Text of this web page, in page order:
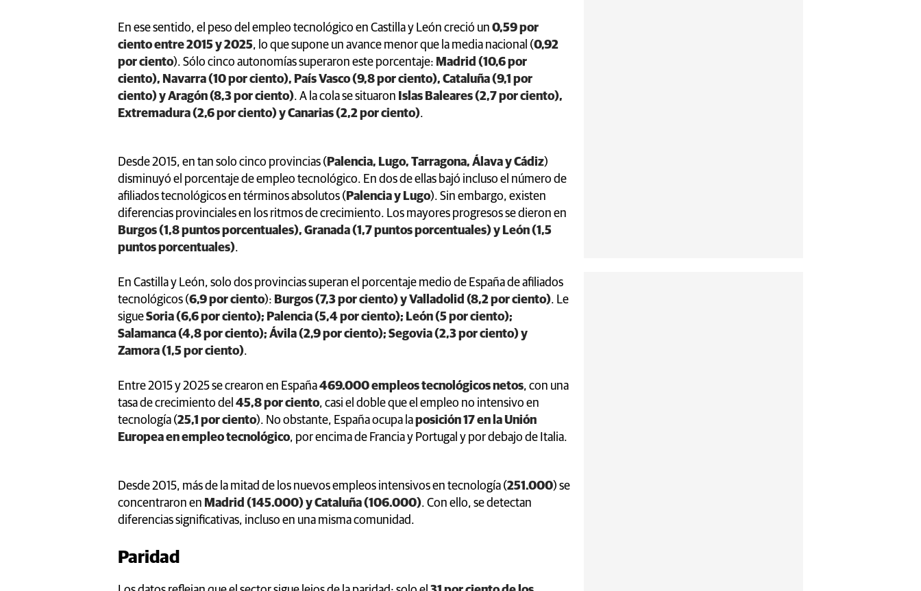
En ese sentido, el peso del empleo tecnológico en Castilla y León creció un 0,59 por
ciento entre 2015 y 2025, lo que supone un avance menor que la media nacional (0,92
por ciento). Sólo cinco autonomías superaron este porcentaje: Madrid (10,6 por
ciento), Navarra (10 por ciento), País Vasco (9,8 por ciento), Cataluña (9,1 por
ciento) y Aragón (8,3 por ciento). A la cola se situaron Islas Baleares (2,7 por ciento),
Extremadura (2,6 por ciento) y Canarias (2,2 por ciento).
Desde 2015, en tan solo cinco provincias ( Palencia, Lugo, Tarragona, Álava y Cádiz)
disminuyó el porcentaje de empleo tecnológico. En dos de ellas bajó incluso el número de
afiliados tecnológicos en términos absolutos ( Palencia y Lugo). Sin embargo, existen
diferencias provinciales en los ritmos de crecimiento. Los mayores progresos se dieron en
Burgos (1,8 puntos porcentuales), Granada (1,7 puntos porcentuales) y León (1,5
puntos porcentuales).
En Castilla y León, solo dos provincias superan el porcentaje medio de España de afiliados
tecnológicos (6,9 por ciento): Burgos (7,3 por ciento) y Valladolid (8,2 por ciento). Le
sigueSoria (6,6 por ciento); Palencia (5,4 por ciento); León (5 por ciento);
Salamanca (4,8 por ciento); Ávila (2,9 por ciento); Segovia (2,3 por ciento) y
Zamora (1,5 por ciento).
Entre 2015 y 2025 se crearon en España469.000 empleos tecnológicos netos, con una
tasa de crecimiento del 45,8 por ciento, casi el doble que el empleo no intensivo en
tecnología (25,1 por ciento). No obstante, España ocupa laposición 17 en la Unión
Europea en empleo tecnológico, por encima de Francia y Portugal y por debajo de Italia.
Desde 2015, más de la mitad de los nuevos empleos intensivos en tecnología (251.000) se
concentraron en Madrid (145.000) y Cataluña (106.000). Con ello, se detectan
diferencias significativas, incluso en una misma comunidad.
Paridad